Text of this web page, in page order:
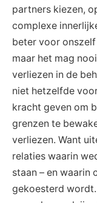
partners kiezen,
complexe
beter voor
maar het mag
verliezen in de
niet hetzelfde
kracht geven om
grenzen te
verliezen. Want
relaties waarin
staan – en waarin
gekoesterd